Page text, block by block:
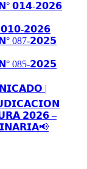
𝟬𝟭𝟰-𝟮𝟬𝟮𝟲
𝟮𝟬𝟮𝟲
087-𝟮𝟬𝟮𝟱
085-𝟮𝟬𝟮𝟱
|
𝟮𝟬𝟮𝟲 –